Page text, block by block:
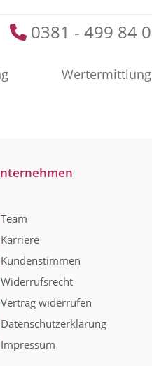
0381 - 499 84 0
Wertermittlung
Team
Karriere
Kundenstimmen
Widerrufsrecht
Vertrag widerrufen
Datenschutzerklärung
Impressum